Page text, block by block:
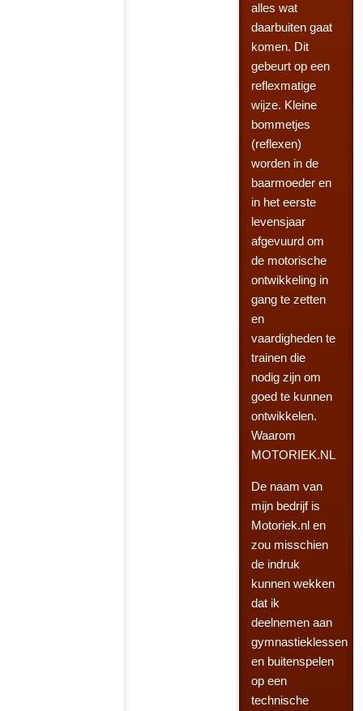
alles wat
daarbuiten gaat
komen. Dit
gebeurt op een
reflexmatige
wijze. Kleine
bommetjes
(reflexen)
worden in de
baarmoeder en
in het eerste
levensjaar
afgevuurd om
de motorische
ontwikkeling in
gang te zetten
en
vaardigheden te
trainen die
nodig zijn om
goed te kunnen
ontwikkelen.
Waarom
MOTORIEK.NL
De naam van
mijn bedrijf is
Motoriek.nl en
zou misschien
de indruk
kunnen wekken
dat ik
deelnemen aan
gymnastieklessen
en buitenspelen
op een
technische